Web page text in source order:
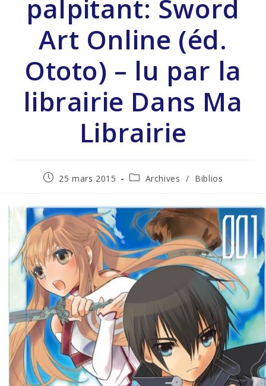
palpitant: Sword
Art Online (éd.
Ototo) – lu par la
librairie Dans Ma
Librairie
25 mars 2015 Archives / Biblios